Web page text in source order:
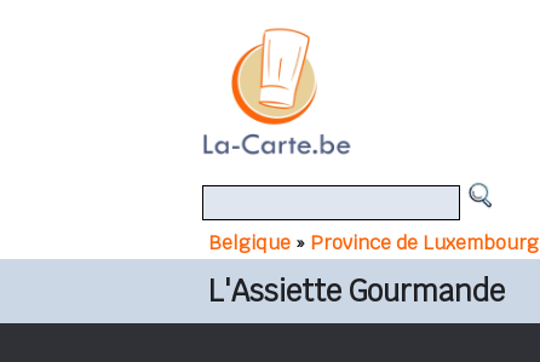
Belgique » Province de Luxembourg
L'Assiette Gourmande